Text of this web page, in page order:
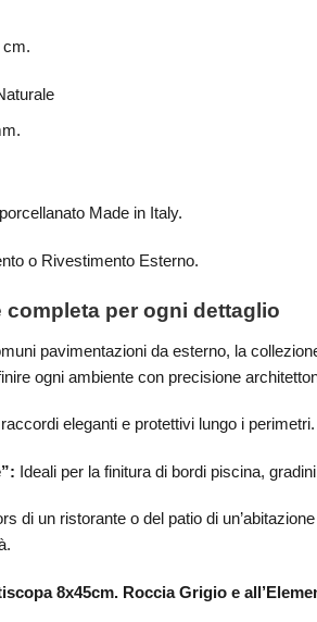
cm.
Made in Italy.
o Rivestimento Esterno.
completa per ogni dettaglio
pavimentazioni da esterno, la
ogni ambiente con precisione
eleganti e protettivi lungo i perimetri.
Ideali per la finitura di bordi piscina,
di un ristorante o del patio di
8x45cm. Roccia Grigio e